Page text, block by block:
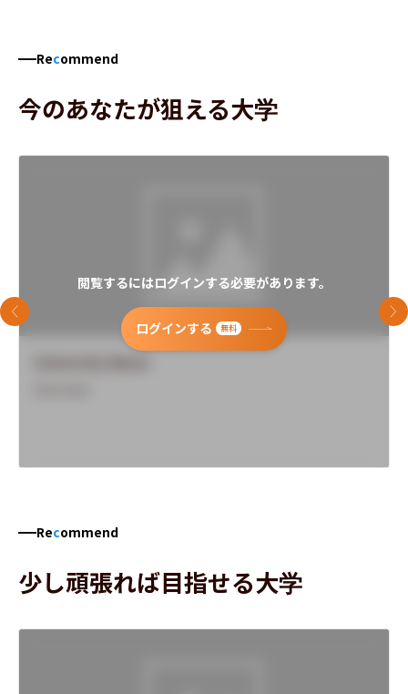
Recommend
今のあなたが狙える大学
閲覧するにはログインする必要があります。
ログインする 無料
前のスライド 次
Recommend
少し頑張れば目指せる大学